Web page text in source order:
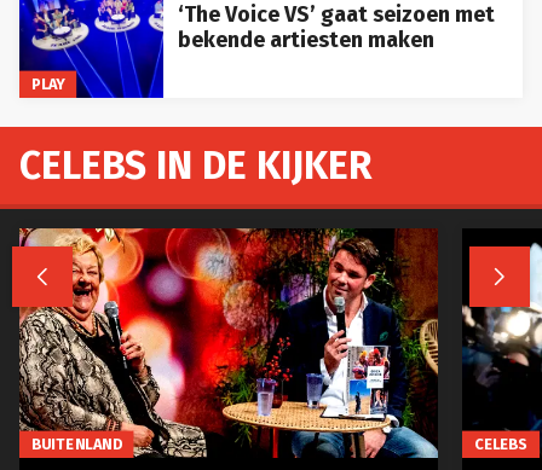
PLAY
‘The Voice VS’ gaat seizoen met
bekende artiesten maken
CELEBS IN DE KIJKER
 
BUITENLAND CELEBS